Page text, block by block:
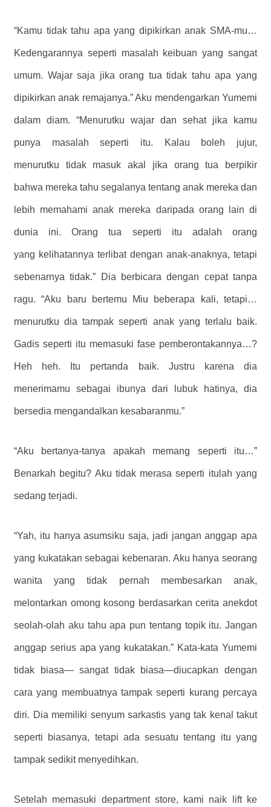
“Kamu tidak tahu apa yang dipikirkan anak SMA-mu…
Kedengarannya seperti masalah keibuan yang sangat
umum. Wajar saja jika orang tua tidak tahu apa yang
dipikirkan anak remajanya.” Aku mendengarkan Yumemi
dalam diam. “Menurutku wajar dan sehat jika kamu
punya masalah seperti itu. Kalau boleh jujur,
menurutku tidak masuk akal jika orang tua berpikir
bahwa mereka tahu segalanya tentang anak mereka dan
lebih memahami anak mereka daripada orang lain di
dunia ini. Orang tua seperti itu adalah orang
yang kelihatannya terlibat dengan anak-anaknya, tetapi
sebenarnya tidak.” Dia berbicara dengan cepat tanpa
ragu. “Aku baru bertemu Miu beberapa kali, tetapi…
menurutku dia tampak seperti anak yang terlalu baik.
Gadis seperti itu memasuki fase pemberontakannya…?
Heh heh. Itu pertanda baik. Justru karena dia
menerimamu sebagai ibunya dari lubuk hatinya, dia
bersedia mengandalkan kesabaranmu.”
“Aku bertanya-tanya apakah memang seperti itu…”
Benarkah begitu? Aku tidak merasa seperti itulah yang
sedang terjadi.
“Yah, itu hanya asumsiku saja, jadi jangan anggap apa
yang kukatakan sebagai kebenaran. Aku hanya seorang
wanita yang tidak pernah membesarkan anak,
melontarkan omong kosong berdasarkan cerita anekdot
seolah-olah aku tahu apa pun tentang topik itu. Jangan
anggap serius apa yang kukatakan.” Kata-kata Yumemi
tidak biasa— sangat tidak biasa—diucapkan dengan
cara yang membuatnya tampak seperti kurang percaya
diri. Dia memiliki senyum sarkastis yang tak kenal takut
seperti biasanya, tetapi ada sesuatu tentang itu yang
tampak sedikit menyedihkan.
Setelah memasuki department store, kami naik lift ke